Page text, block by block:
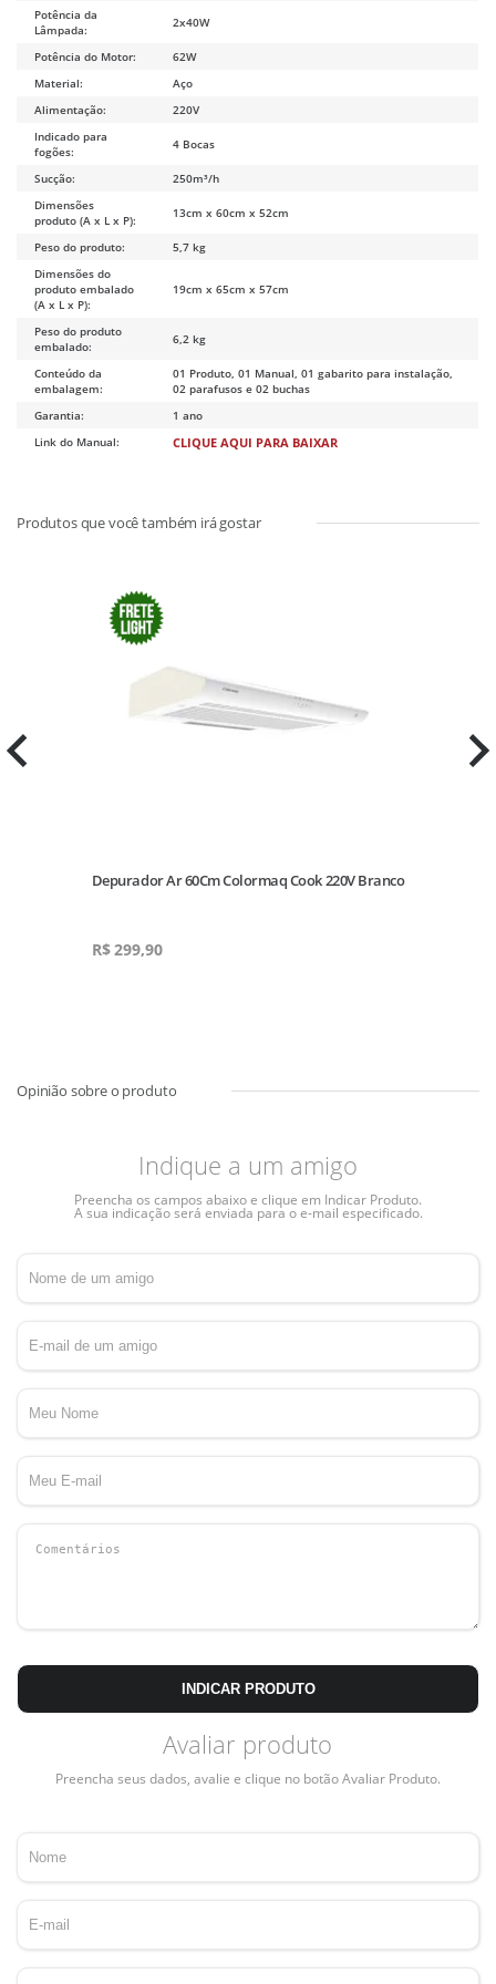
Potência da
Lâmpada:
2x40W
Potência do Motor:
62W
Material:
Aço
Alimentação:
220V
Indicado para
fogões:
4 Bocas
Sucção:
250m³/h
Dimensões
produto (A x L x P):
13cm x 60cm x 52cm
Peso do produto:
5,7 kg
Dimensões do
produto embalado
(A x L x P):
19cm x 65cm x 57cm
Peso do produto
embalado:
6,2 kg
Conteúdo da
embalagem:
01 Produto, 01 Manual, 01 gabarito para instalação,
02 parafusos e 02 buchas
Garantia:
1 ano
Link do Manual:
CLIQUE AQUI PARA BAIXAR
Depurador Ar 60Cm Colormaq Cook 220V Branco
R$299,90
Indique a um amigo
Preencha os campos abaixo e clique em Indicar Produto.
A sua indicação será enviada para o e-mail especificado.
INDICAR PRODUTO
Avaliar produto
Preencha seus dados, avalie e clique no botão Avaliar Produto.